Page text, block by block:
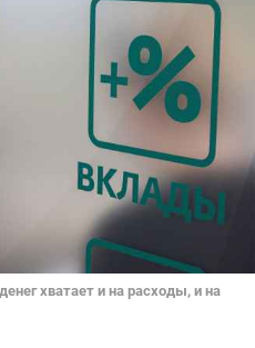
хватает и на расходы, и на